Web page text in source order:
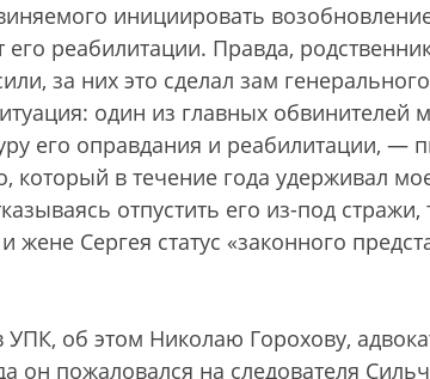
инициировать
его реабилитации. Правда,
за них это сделал зам
один из главных обвинителей
его оправдания и реабилитации, —
который в течение года удерживал
отпустить его из-под стражи,
жене Сергея статус «законного
УПК, об этом Николаю Горохову,
он пожаловался на следователя